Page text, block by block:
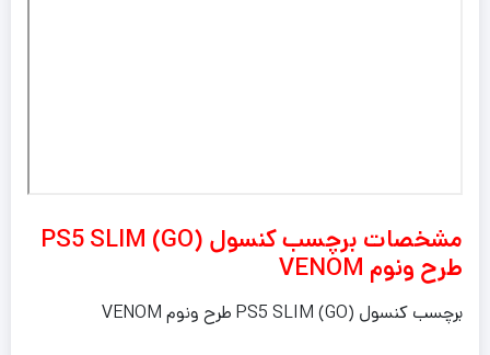
مشخصات برچسب کنسول PS5 SLIM (GO)
طرح ونوم VENOM
برچسب کنسول PS5 SLIM (GO) طرح ونوم VENOM